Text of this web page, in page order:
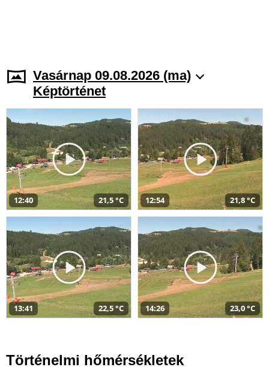
Vasárnap 09.08.2026 (ma)
Képtörténet
12:40 21,5 °C 12:54 21,8 °C
13:41 22,5 °C 14:26 23,0 °C
Történelmi hőmérsékletek